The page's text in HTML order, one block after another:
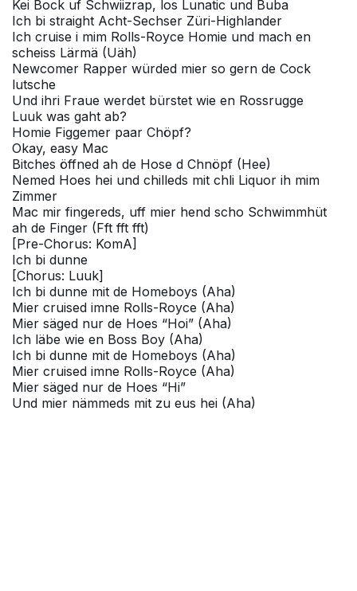
Kei Bock uf Schwiizrap, los Lunatic und Buba
Ich bi straight Acht-Sechser Züri-Highlander
Ich cruise i mim Rolls-Royce Homie und mach en
scheiss Lärmä (Uäh)
Newcomer Rapper würded mier so gern de Cock
lutsche
Und ihri Fraue werdet bürstet wie en Rossrugge
Luuk was gaht ab?
Homie Figgemer paar Chöpf?
Okay, easy Mac
Bitches öffned ah de Hose d Chnöpf (Hee)
Nemed Hoes hei und chilleds mit chli Liquor ih mim
Zimmer
Mac mir fingereds, uff mier hend scho Schwimmhüt
ah de Finger (Fft fft fft)
[Pre-Chorus: KomA]
Ich bi dunne
[Chorus: Luuk]
Ich bi dunne mit de Homeboys (Aha)
Mier cruised imne Rolls-Royce (Aha)
Mier säged nur de Hoes “Hoi” (Aha)
Ich läbe wie en Boss Boy (Aha)
Ich bi dunne mit de Homeboys (Aha)
Mier cruised imne Rolls-Royce (Aha)
Mier säged nur de Hoes “Hi”
Und mier nämmeds mit zu eus hei (Aha)